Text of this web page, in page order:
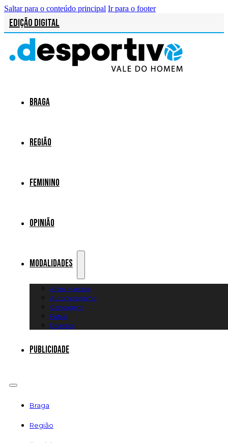
Saltar para o conteúdo principal Ir para o footer
Edição Digital
Braga
Região
Feminino
Opinião
Modalidades
Artes Marciais
Automobilismo
Canoagem
Futsal
Diversos
Publicidade
Braga
Região